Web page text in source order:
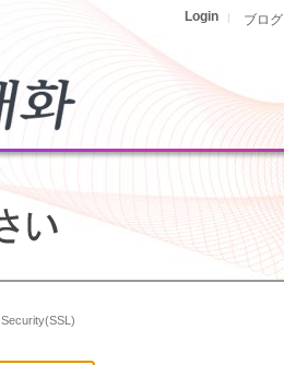
ブログ
Login |
Security(SSL)